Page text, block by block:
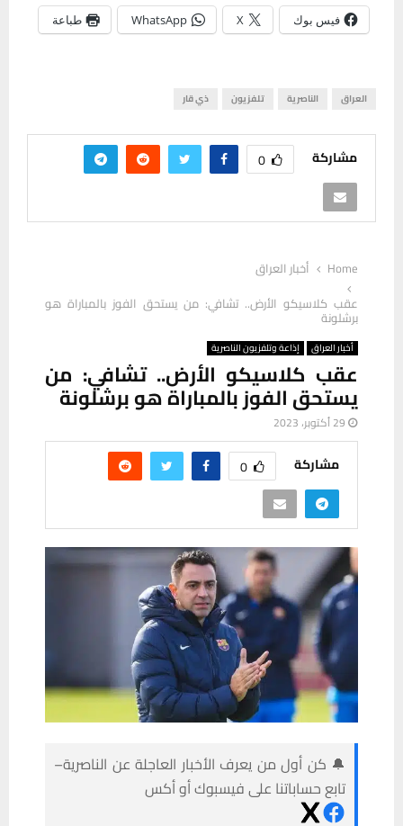
فيس بوك X
WhatsApp طباعة
العراق الناصرية تلفزيون ذي قار
مشاركة 0
Home
أخبار العراق
عقب كلاسيكو الأرض.. تشافي: من يستحق الفوز بالمباراة هو
برشلونة
أخبار العراق إذاعة وتلفزيون الناصرية
عقب كلاسيكو الأرض.. تشافي: من
يستحق الفوز بالمباراة هو برشلونة
29 أكتوبر، 2023
مشاركة 0
🔔 كن أول من يعرف الأخبار العاجلة عن الناصرية–
تابع حساباتنا على فيسبوك أو أكس